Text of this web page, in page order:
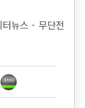
뉴스 - 무단전